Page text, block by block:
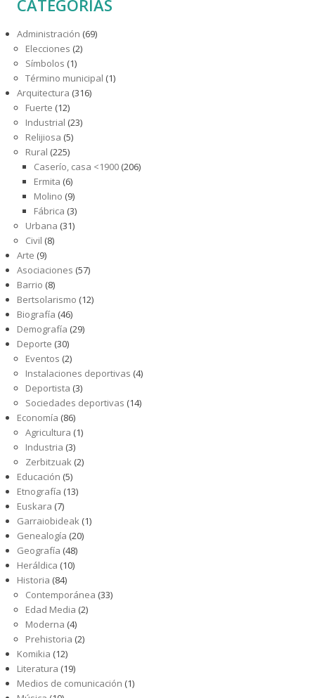
CATEGORÍAS
Administración (69)
Elecciones (2)
Símbolos (1)
Término municipal (1)
Arquitectura (316)
Fuerte (12)
Industrial (23)
Relijiosa (5)
Rural (225)
Caserío, casa <1900 (206)
Ermita (6)
Molino (9)
Fábrica (3)
Urbana (31)
Civil (8)
Arte (9)
Asociaciones (57)
Barrio (8)
Bertsolarismo (12)
Biografía (46)
Demografía (29)
Deporte (30)
Eventos (2)
Instalaciones deportivas (4)
Deportista (3)
Sociedades deportivas (14)
Economía (86)
Agricultura (1)
Industria (3)
Zerbitzuak (2)
Educación (5)
Etnografía (13)
Euskara (7)
Garraiobideak (1)
Genealogía (20)
Geografía (48)
Heráldica (10)
Historia (84)
Contemporánea (33)
Edad Media (2)
Moderna (4)
Prehistoria (2)
Komikia (12)
Literatura (19)
Medios de comunicación (1)